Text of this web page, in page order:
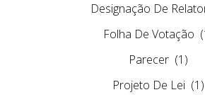
Designação De
Folha De Votação
Parecer (1)
Projeto De Lei (1)